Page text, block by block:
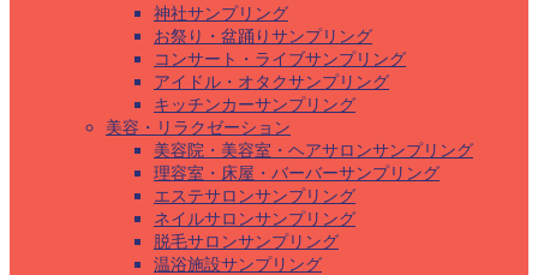
神社サンプリング
お祭り・盆踊りサンプリング
コンサート・ライブサンプリング
アイドル・オタクサンプリング
キッチンカーサンプリング
美容・リラクゼーション
美容院・美容室・ヘアサロンサンプリング
理容室・床屋・バーバーサンプリング
エステサロンサンプリング
ネイルサロンサンプリング
脱毛サロンサンプリング
温浴施設サンプリング